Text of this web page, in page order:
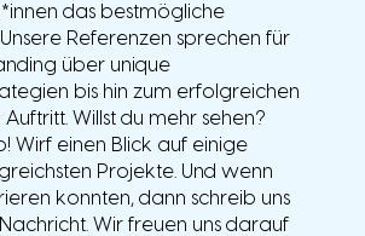
das bestmögliche
Referenzen sprechen für
über unique
bis hin zum erfolgreichen
Willst du mehr sehen?
Wirf einen Blick auf einige
Projekte. Und wenn
konnten, dann schreib uns
Wir freuen uns darauf